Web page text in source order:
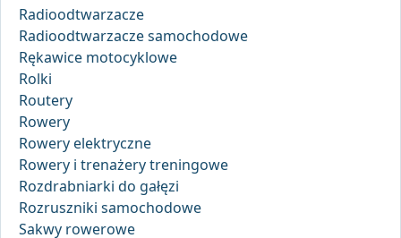
Radioodtwarzacze
Radioodtwarzacze samochodowe
Rękawice motocyklowe
Rolki
Routery
Rowery
Rowery elektryczne
Rowery i trenażery treningowe
Rozdrabniarki do gałęzi
Rozruszniki samochodowe
Sakwy rowerowe